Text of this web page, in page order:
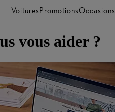
VoituresPromotionsOccasions
vous aider ?